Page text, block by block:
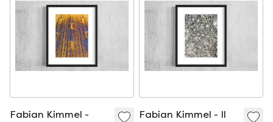
Fabian Kimmel -
Fabian Kimmel - Il